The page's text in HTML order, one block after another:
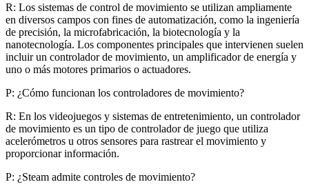
R: Los sistemas de control de movimiento se utilizan ampliamente
en diversos campos con fines de automatización, como la ingeniería
de precisión, la microfabricación, la biotecnología y la
nanotecnología. Los componentes principales que intervienen suelen
incluir un controlador de movimiento, un amplificador de energía y
uno o más motores primarios o actuadores.
P: ¿Cómo funcionan los controladores de movimiento?
R: En los videojuegos y sistemas de entretenimiento, un controlador
de movimiento es un tipo de controlador de juego que utiliza
acelerómetros u otros sensores para rastrear el movimiento y
proporcionar información.
P: ¿Steam admite controles de movimiento?